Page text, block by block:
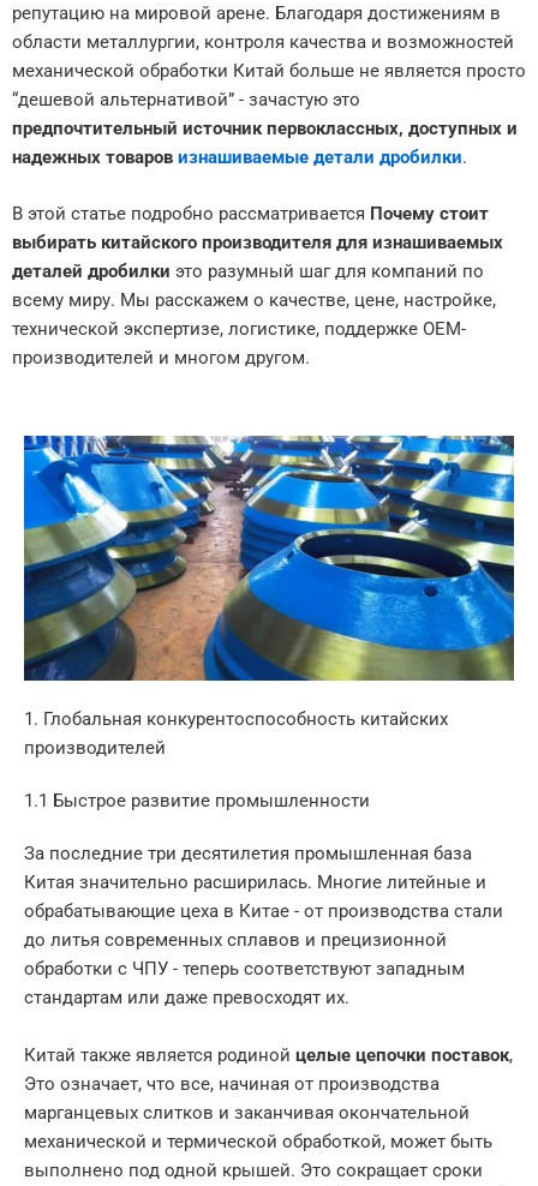
репутацию на мировой арене. Благодаря достижениям в
области металлургии, контроля качества и возможностей
механической обработки Китай больше не является просто
“дешевой альтернативой” - зачастую это
предпочтительный источник первоклассных, доступных и
надежных товаров изнашиваемые детали дробилки.
В этой статье подробно рассматривается Почему стоит
выбирать китайского производителя для изнашиваемых
деталей дробилки это разумный шаг для компаний по
всему миру. Мы расскажем о качестве, цене, настройке,
технической экспертизе, логистике, поддержке OEM-
производителей и многом другом.
1. Глобальная конкурентоспособность китайских
производителей
1.1 Быстрое развитие промышленности
За последние три десятилетия промышленная база
Китая значительно расширилась. Многие литейные и
обрабатывающие цеха в Китае - от производства стали
до литья современных сплавов и прецизионной
обработки с ЧПУ - теперь соответствуют западным
стандартам или даже превосходят их.
Китай также является родиной целые цепочки поставок,
Это означает, что все, начиная от производства
марганцевых слитков и заканчивая окончательной
механической и термической обработкой, может быть
выполнено под одной крышей. Это сокращает сроки